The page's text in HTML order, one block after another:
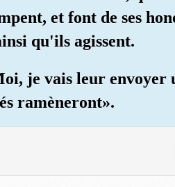
et font de ses
qu'ils agissent.
je vais leur envoyer
ramèneront».